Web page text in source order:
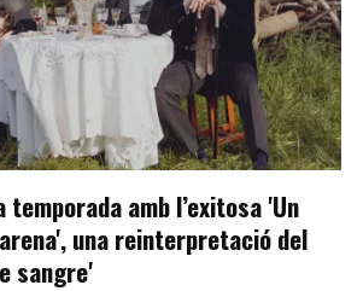
amb l’exitosa 'Un
una reinterpretació del
sangre'